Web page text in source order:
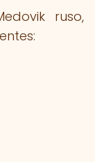
ruso,